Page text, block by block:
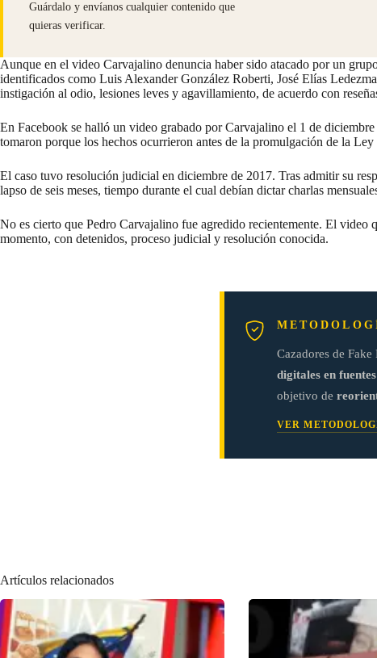
Guárdalo y envíanos cualquier contenido que
quieras verificar.
Aunque en el video Carvajalino denuncia haber sido atacado por un
identificados como Luis Alexander González Roberti, José Elías
instigación al odio, lesiones leves y agavillamiento, de acuerdo con
En Facebook se halló un video grabado por Carvajalino el 1 de
tomaron porque los hechos ocurrieron antes de la promulgación de la
El caso tuvo resolución judicial en diciembre de 2017. Tras admitir su
lapso de seis meses, tiempo durante el cual debían dictar charlas
No es cierto que Pedro Carvajalino fue agredido recientemente. El video
momento, con detenidos, proceso judicial y resolución conocida.
Cazadores de
digitales en
objetivo de
VER
Artículos relacionados